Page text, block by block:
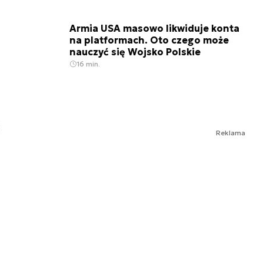
Armia USA masowo likwiduje konta
na platformach. Oto czego może
nauczyć się Wojsko Polskie
16 min.
Reklama